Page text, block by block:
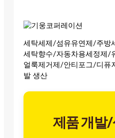
세탁세제/섬유유연제/주방
세탁향수/자동차용세정제/
얼룩제거제/안티포그/디퓨
발 생산
제품 개발/